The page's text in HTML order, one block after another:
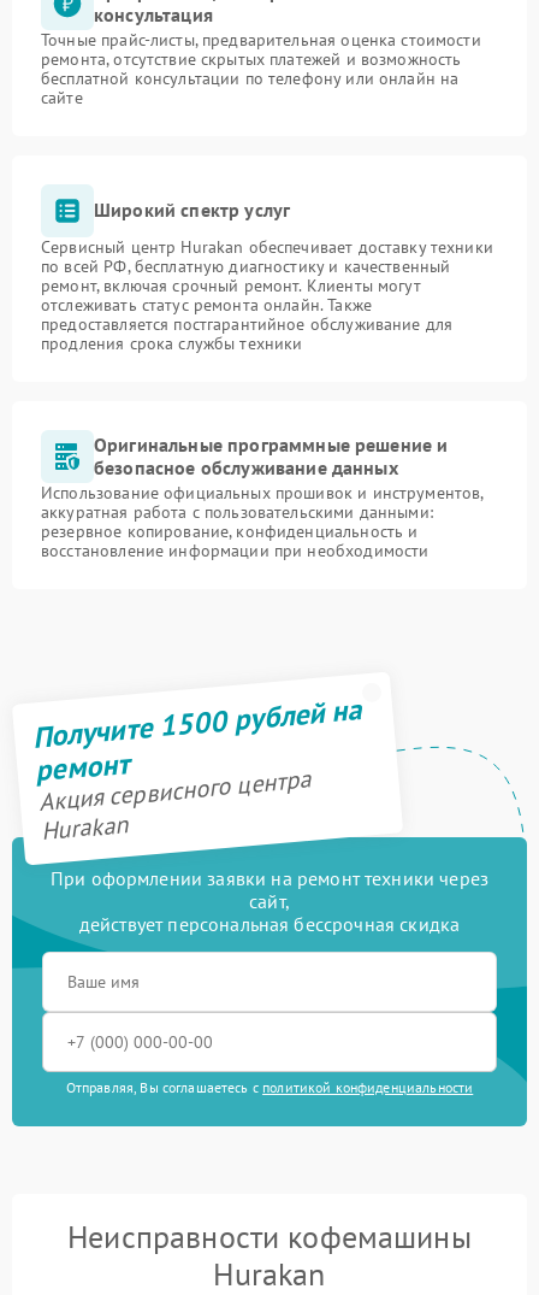
консультация
Точные прайс-листы, предварительная оценка стоимости
ремонта, отсутствие скрытых платежей и возможность
бесплатной консультации по телефону или онлайн на
сайте
Широкий спектр услуг
Сервисный центр Hurakan обеспечивает доставку техники
по всей РФ, бесплатную диагностику и качественный
ремонт, включая срочный ремонт. Клиенты могут
отслеживать статус ремонта онлайн. Также
предоставляется постгарантийное обслуживание для
продления срока службы техники
Оригинальные программные решение и
безопасное обслуживание данных
Использование официальных прошивок и инструментов,
аккуратная работа с пользовательскими данными:
резервное копирование, конфиденциальность и
восстановление информации при необходимости
Получите 1500 рублей на
ремонт
Акция сервисного центра
Hurakan
При оформлении заявки на ремонт техники через
сайт,
действует персональная бессрочная скидка
Отправляя, Вы соглашаетесь с политикой конфиденциальности
Неисправности кофемашины
Hurakan